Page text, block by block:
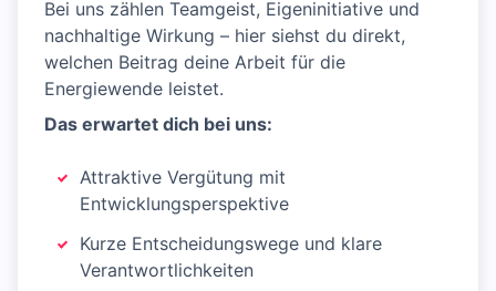
Bei uns zählen Teamgeist, Eigeninitiative und
nachhaltige Wirkung – hier siehst du direkt,
welchen Beitrag deine Arbeit für die
Energiewende leistet.
Das erwartet dich bei uns:
Attraktive Vergütung mit
Entwicklungsperspektive
Kurze Entscheidungswege und klare
Verantwortlichkeiten